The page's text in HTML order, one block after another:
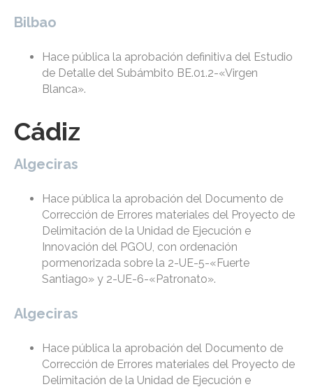
Bilbao
Hace pública la aprobación definitiva del Estudio
de Detalle del Subámbito BE.01.2-«Virgen
Blanca».
Cádiz
Algeciras
Hace pública la aprobación del Documento de
Corrección de Errores materiales del Proyecto de
Delimitación de la Unidad de Ejecución e
Innovación del PGOU, con ordenación
pormenorizada sobre la 2-UE-5-«Fuerte
Santiago» y 2-UE-6-«Patronato».
Algeciras
Hace pública la aprobación del Documento de
Corrección de Errores materiales del Proyecto de
Delimitación de la Unidad de Ejecución e